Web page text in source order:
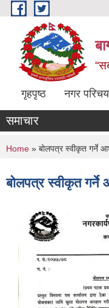
Skip to main content
गृहपृष्ठ नगर परिचय
समाचार
You are here
Home » बोलपत्र स्वीकृत गर्ने
बोलपत्र स्वीकृत